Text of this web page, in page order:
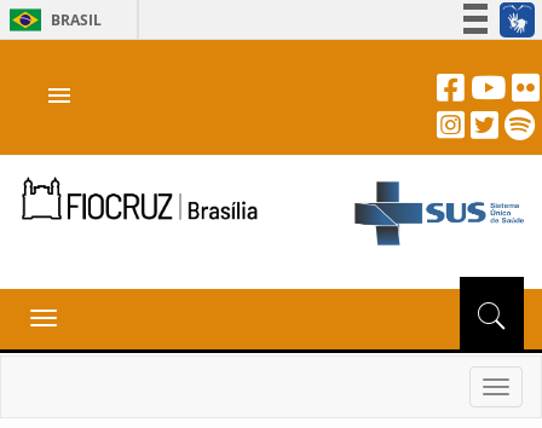
BRASIL
Acesso à informação
Canais
menu
Toggle
navigation